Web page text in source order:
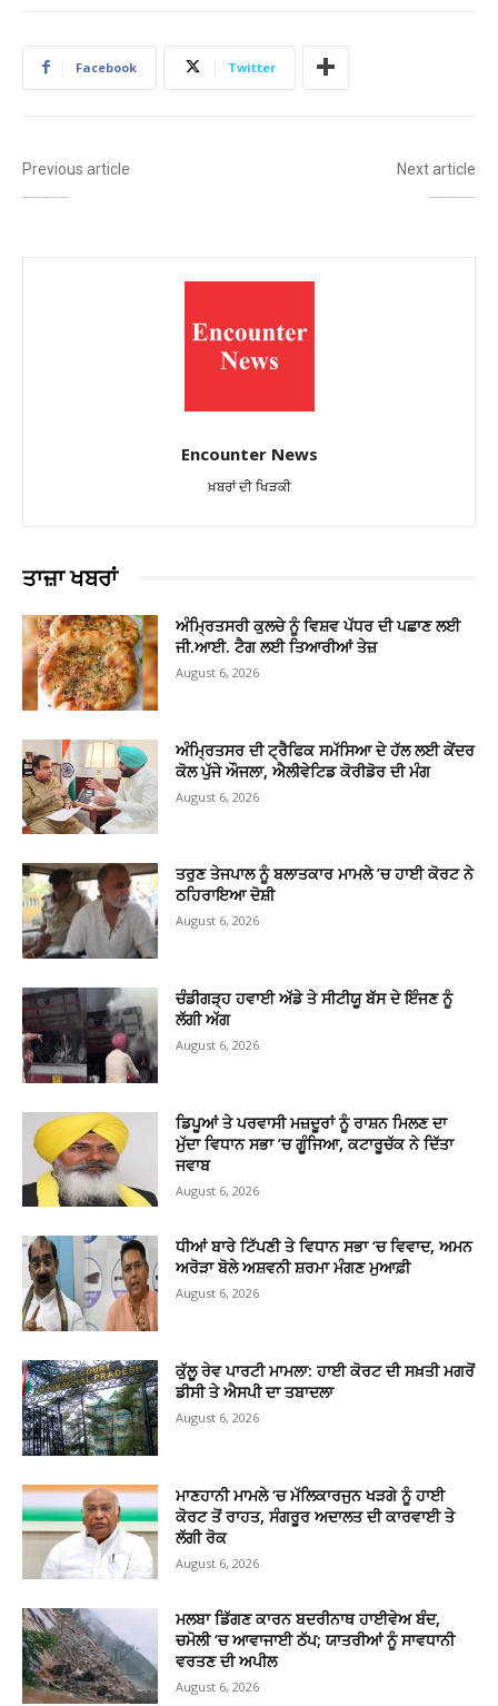
Facebook Twitter
Previous article Next article
Encounter News
ਖ਼ਬਰਾਂ ਦੀ ਖਿੜਕੀ
ਤਾਜ਼ਾ ਖਬਰਾਂ
ਅੰਮ੍ਰਿਤਸਰੀ ਕੁਲਚੇ ਨੂੰ ਵਿਸ਼ਵ ਪੱਧਰ ਦੀ ਪਛਾਣ ਲਈ
ਜੀ.ਆਈ. ਟੈਗ ਲਈ ਤਿਆਰੀਆਂ ਤੇਜ਼
August 6, 2026
ਅੰਮ੍ਰਿਤਸਰ ਦੀ ਟ੍ਰੈਫਿਕ ਸਮੱਸਿਆ ਦੇ ਹੱਲ ਲਈ ਕੇਂਦਰ
ਕੋਲ ਪੁੱਜੇ ਔਜਲਾ, ਐਲੀਵੇਟਿਡ ਕੋਰੀਡੋਰ ਦੀ ਮੰਗ
August 6, 2026
ਤਰੁਣ ਤੇਜਪਾਲ ਨੂੰ ਬਲਾਤਕਾਰ ਮਾਮਲੇ ’ਚ ਹਾਈ ਕੋਰਟ ਨੇ
ਠਹਿਰਾਇਆ ਦੋਸ਼ੀ
August 6, 2026
ਚੰਡੀਗੜ੍ਹ ਹਵਾਈ ਅੱਡੇ ਤੇ ਸੀਟੀਯੂ ਬੱਸ ਦੇ ਇੰਜਣ ਨੂੰ
ਲੱਗੀ ਅੱਗ
August 6, 2026
ਡਿਪੂਆਂ ਤੇ ਪਰਵਾਸੀ ਮਜ਼ਦੂਰਾਂ ਨੂੰ ਰਾਸ਼ਨ ਮਿਲਣ ਦਾ
ਮੁੱਦਾ ਵਿਧਾਨ ਸਭਾ ’ਚ ਗੂੰਜਿਆ, ਕਟਾਰੂਚੱਕ ਨੇ ਦਿੱਤਾ
ਜਵਾਬ
August 6, 2026
ਧੀਆਂ ਬਾਰੇ ਟਿੱਪਣੀ ਤੇ ਵਿਧਾਨ ਸਭਾ ‘ਚ ਵਿਵਾਦ, ਅਮਨ
ਅਰੋੜਾ ਬੋਲੇ ਅਸ਼ਵਨੀ ਸ਼ਰਮਾ ਮੰਗਣ ਮੁਆਫ਼ੀ
August 6, 2026
ਕੁੱਲੂ ਰੇਵ ਪਾਰਟੀ ਮਾਮਲਾ: ਹਾਈ ਕੋਰਟ ਦੀ ਸਖ਼ਤੀ ਮਗਰੋਂ
ਡੀਸੀ ਤੇ ਐਸਪੀ ਦਾ ਤਬਾਦਲਾ
August 6, 2026
ਮਾਣਹਾਨੀ ਮਾਮਲੇ ‘ਚ ਮੱਲਿਕਾਰਜੁਨ ਖੜਗੇ ਨੂੰ ਹਾਈ
ਕੋਰਟ ਤੋਂ ਰਾਹਤ, ਸੰਗਰੂਰ ਅਦਾਲਤ ਦੀ ਕਾਰਵਾਈ ਤੇ
ਲੱਗੀ ਰੋਕ
August 6, 2026
ਮਲਬਾ ਡਿੱਗਣ ਕਾਰਨ ਬਦਰੀਨਾਥ ਹਾਈਵੇਅ ਬੰਦ,
ਚਮੋਲੀ ‘ਚ ਆਵਾਜਾਈ ਠੱਪ; ਯਾਤਰੀਆਂ ਨੂੰ ਸਾਵਧਾਨੀ
ਵਰਤਣ ਦੀ ਅਪੀਲ
August 6, 2026